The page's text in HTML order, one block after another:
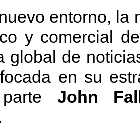
entorno, la
y comercial
global de
en su
John
.